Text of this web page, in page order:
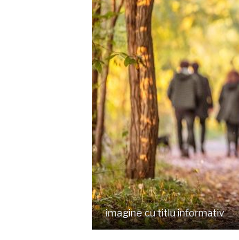
imagine cu titlu informativ